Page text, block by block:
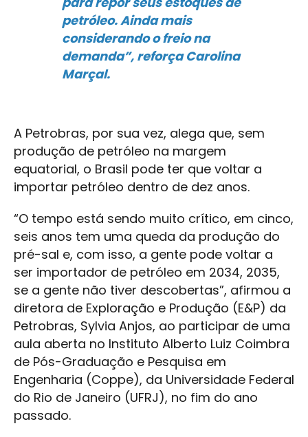
petróleo. Ainda mais
considerando o freio na
demanda”, reforça Carolina
Marçal.
A Petrobras, por sua vez, alega que, sem
produção de petróleo na margem
equatorial, o Brasil pode ter que voltar a
importar petróleo dentro de dez anos.
“O tempo está sendo muito crítico, em cinco,
seis anos tem uma queda da produção do
pré-sal e, com isso, a gente pode voltar a
ser importador de petróleo em 2034, 2035,
se a gente não tiver descobertas”, afirmou a
diretora de Exploração e Produção (E&P) da
Petrobras, Sylvia Anjos, ao participar de uma
aula aberta no Instituto Alberto Luiz Coimbra
de Pós-Graduação e Pesquisa em
Engenharia (Coppe), da Universidade Federal
do Rio de Janeiro (UFRJ), no fim do ano
passado.